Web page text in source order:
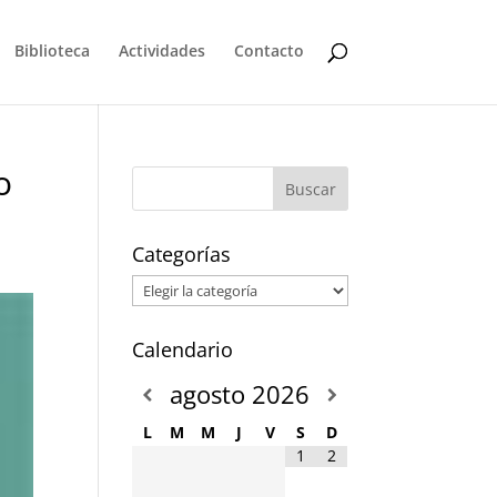
Biblioteca Actividades Contacto
Categorías
Categorías
Calendario
agosto 2026
L M M J V S
D
1
2